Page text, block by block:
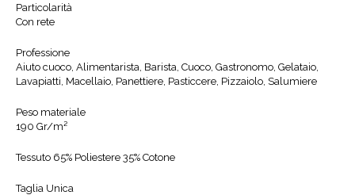
Particolarità
Con rete
Professione
Aiuto cuoco, Alimentarista, Barista, Cuoco, Gastronomo, Gelataio,
Lavapiatti, Macellaio, Panettiere, Pasticcere, Pizzaiolo, Salumiere
Peso materiale
190 Gr/m²
Tessuto 65% Poliestere 35% Cotone
Taglia Unica